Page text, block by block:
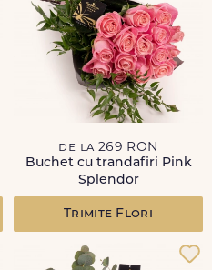
de la 269 RON
Buchet cu trandafiri Pink
Splendor
Trimite Flori